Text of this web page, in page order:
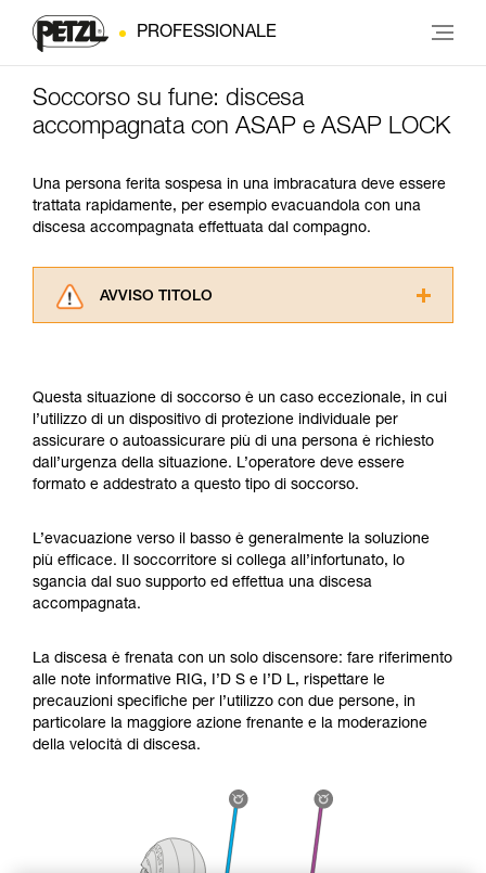
PROFESSIONALE
Soccorso su fune: discesa
accompagnata con ASAP e ASAP LOCK
Una persona ferita sospesa in una imbracatura deve essere
trattata rapidamente, per esempio evacuandola con una
discesa accompagnata effettuata dal compagno.
AVVISO TITOLO
informazioni dell’istruzione tecnica per poter
capire queste ulteriori informazioni.
La padronanza di queste tecniche richiede una
formazione ed un addestramento specifico.
Verificate con un professionista la vostra
sicurezza, prima di riprodurla autonomamente.
Forniamo esempi di tecniche relative alla vostra
attività. Ne possono esistere altre che non
vengono qui descritte.
Questa situazione di soccorso è un caso eccezionale, in cui
l’utilizzo di un dispositivo di protezione individuale per
assicurare o autoassicurare più di una persona è richiesto
dall’urgenza della situazione. L’operatore deve essere
formato e addestrato a questo tipo di soccorso.
L’evacuazione verso il basso è generalmente la soluzione
più efficace. Il soccorritore si collega all’infortunato, lo
sgancia dal suo supporto ed effettua una discesa
accompagnata.
La discesa è frenata con un solo discensore: fare riferimento
alle note informative RIG, I’D S e I’D L, rispettare le
precauzioni specifiche per l’utilizzo con due persone, in
particolare la maggiore azione frenante e la moderazione
della velocità di discesa.